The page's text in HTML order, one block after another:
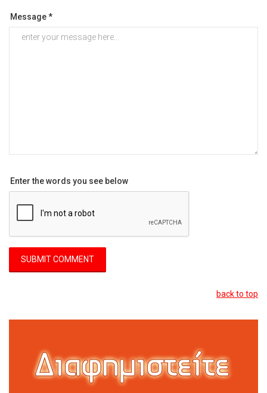
Message *
Enter the words you see below
back to top